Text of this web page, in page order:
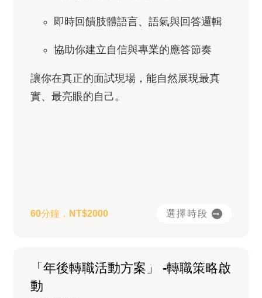
即時回饋肢體語言、語氣與回答邏輯
協助你建立自信與專業的應答節奏
讓你在真正的面試現場，能自然展現最真
實、最亮眼的自己。
60分鐘，NT$2000 選擇時段
「年後轉職活動方案」 -轉職策略啟
動